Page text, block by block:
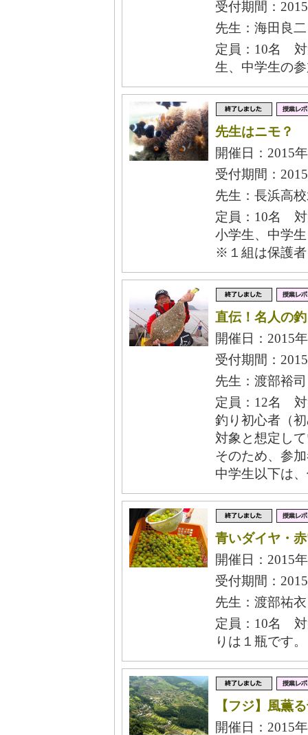
受付期間：
先生：海田良
定員：10名 対
生、中学生の
先生はニモ？
開催日：2015
受付期間：
先生：長浜高
定員：10名 対
小学生、中学
※１組は保護
直伝！名人の
開催日：2015
受付期間：
先生：渡部裕
定員：12名 対
釣り初心者（
対象と想定し
そのため、参
中学生以下は
青いダイヤ・
開催日：2015
受付期間：
先生：渡部祐
定員：10名 対
りは１瓶です
【フジ】風薫
開催日：2015